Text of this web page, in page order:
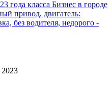
2023